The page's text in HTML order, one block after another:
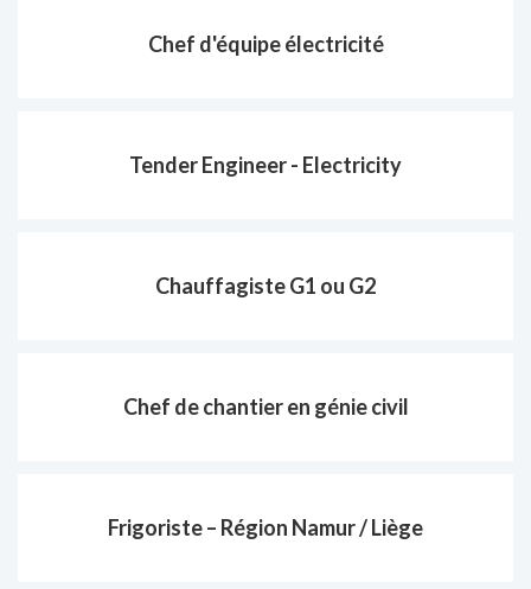
Chef d'équipe électricité
Tender Engineer - Electricity
Chauffagiste G1 ou G2
Chef de chantier en génie civil
Frigoriste – Région Namur / Liège